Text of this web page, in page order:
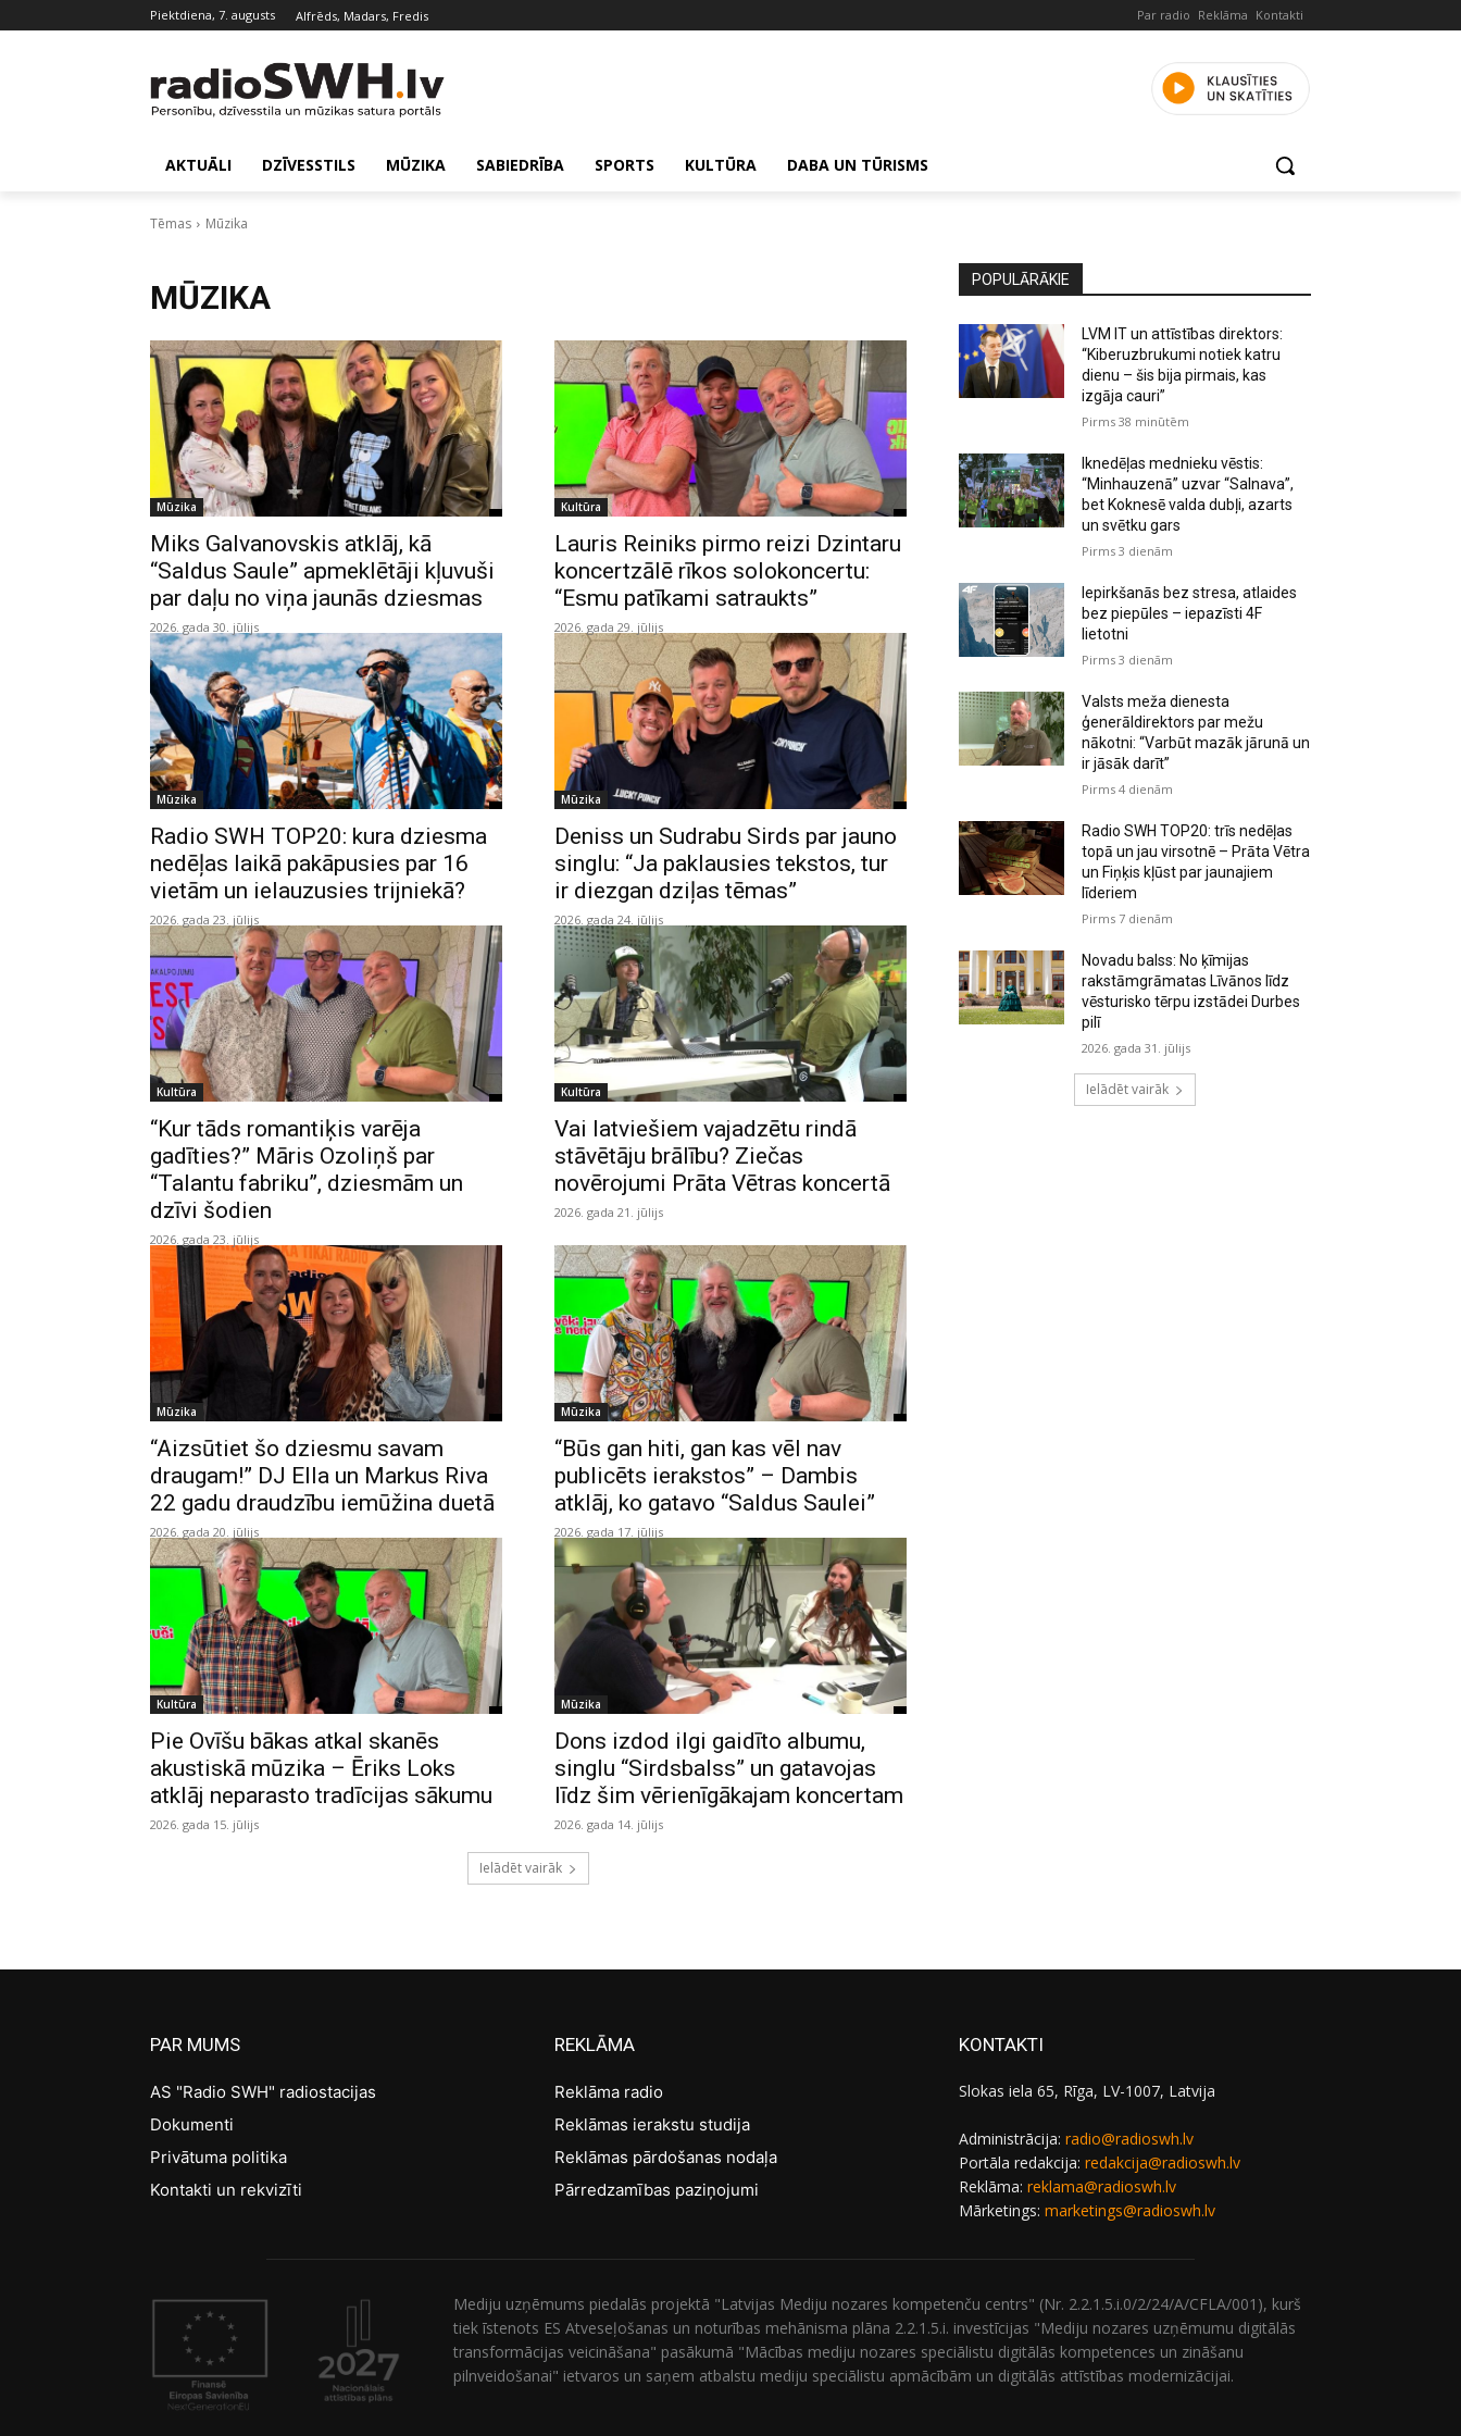
piektdiena, 7. augusts Alfrēds, Madars, Fredis Par radio Reklāma Kontakti
AKTUĀLI DZĪVESSTILS MŪZIKA SABIEDRĪBA SPORTS KULTŪRA DABA UN TŪRISMS
Tēmas Mūzika
MŪZIKA
Mūzika
Miks Galvanovskis atklāj, kā
“Saldus Saule” apmeklētāji kļuvuši
par daļu no viņa jaunās dziesmas
2026. gada 30. jūlijs
Kultūra
Lauris Reiniks pirmo reizi Dzintaru
koncertzālē rīkos solokoncertu:
“Esmu patīkami satraukts”
2026. gada 29. jūlijs
Mūzika
Radio SWH TOP20: kura dziesma
nedēļas laikā pakāpusies par 16
vietām un ielauzusies trijniekā?
2026. gada 23. jūlijs
Mūzika
Deniss un Sudrabu Sirds par jauno
singlu: “Ja paklausies tekstos, tur
ir diezgan dziļas tēmas”
2026. gada 24. jūlijs
Kultūra
“Kur tāds romantiķis varēja
gadīties?” Māris Ozoliņš par
“Talantu fabriku”, dziesmām un
dzīvi šodien
2026. gada 23. jūlijs
Kultūra
Vai latviešiem vajadzētu rindā
stāvētāju brālību? Ziečas
novērojumi Prāta Vētras koncertā
2026. gada 21. jūlijs
Mūzika
“Aizsūtiet šo dziesmu savam
draugam!” DJ Ella un Markus Riva
22 gadu draudzību iemūžina duetā
2026. gada 20. jūlijs
Mūzika
“Būs gan hiti, gan kas vēl nav
publicēts ierakstos” – Dambis
atklāj, ko gatavo “Saldus Saulei”
2026. gada 17. jūlijs
Kultūra
Pie Ovīšu bākas atkal skanēs
akustiskā mūzika – Ēriks Loks
atklāj neparasto tradīcijas sākumu
2026. gada 15. jūlijs
Mūzika
Dons izdod ilgi gaidīto albumu,
singlu “Sirdsbalss” un gatavojas
līdz šim vērienīgākajam koncertam
2026. gada 14. jūlijs
Ielādēt vairāk
POPULĀRĀKIE
LVM IT un attīstības direktors:
“Kiberuzbrukumi notiek katru
dienu – šis bija pirmais, kas
izgāja cauri”
Pirms 38 minūtēm
Iknedēļas mednieku vēstis:
“Minhauzenā” uzvar “Salnava”,
bet Koknesē valda dubļi, azarts
un svētku gars
Pirms 3 dienām
Iepirkšanās bez stresa, atlaides
bez piepūles – iepazīsti 4F
lietotni
Pirms 3 dienām
Valsts meža dienesta
ģenerāldirektors par mežu
nākotni: “Varbūt mazāk jārunā un
ir jāsāk darīt”
Pirms 4 dienām
Radio SWH TOP20: trīs nedēļas
topā un jau virsotnē – Prāta Vētra
un Fiņķis kļūst par jaunajiem
līderiem
Pirms 7 dienām
Novadu balss: No ķīmijas
rakstāmgrāmatas Līvānos līdz
vēsturisko tērpu izstādei Durbes
pilī
2026. gada 31. jūlijs
Ielādēt vairāk
PAR MUMS
AS "Radio SWH" radiostacijas
Dokumenti
Privātuma politika
Kontakti un rekvizīti
REKLĀMA
Reklāma radio
Reklāmas ierakstu studija
Reklāmas pārdošanas nodaļa
Pārredzamības paziņojumi
KONTAKTI
Slokas iela 65, Rīga, LV-1007, Latvija
Administrācija: radio@radioswh.lv
Portāla redakcija: redakcija@radioswh.lv
Reklāma: reklama@radioswh.lv
Mārketings: marketings@radioswh.lv
Mediju uzņēmums piedalās projektā "Latvijas Mediju nozares kompetenču centrs" (Nr. 2.2.1.5.i.0/2/24/A/CFLA/001), kurš
tiek īstenots ES Atveseļošanas un noturības mehānisma plāna 2.2.1.5.i. investīcijas "Mediju nozares uzņēmumu digitālās
transformācijas veicināšana" pasākumā "Mācības mediju nozares speciālistu digitālās kompetences un zināšanu
pilnveidošanai" ietvaros un saņem atbalstu mediju speciālistu apmācībām un digitālās attīstības modernizācijai.